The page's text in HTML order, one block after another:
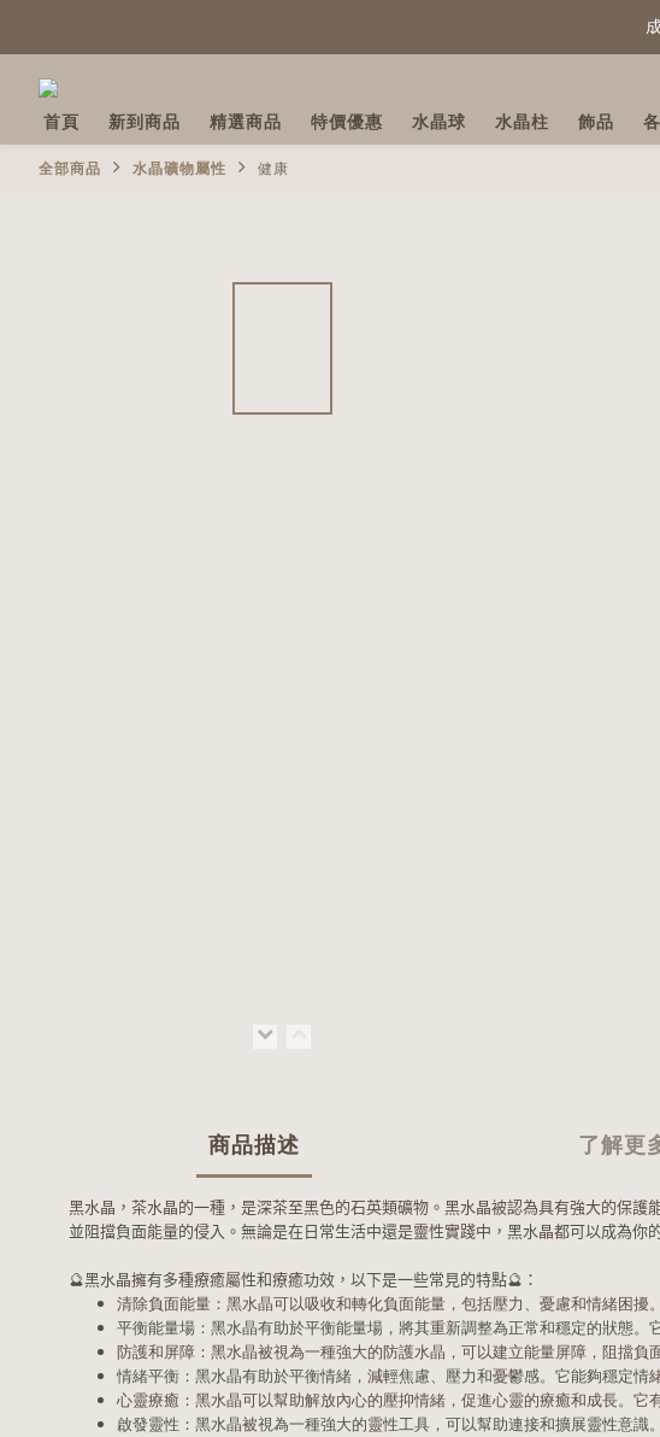
首頁
新到商品 精選商品 特價優惠 水晶球 水晶柱 飾品
全部商品 水晶礦物屬性 健康
商品描述 了解更
黑水晶，茶水晶的一種，是深茶至黑色的石英類礦物。黑水晶被認為具有強大的保
並阻擋負面能量的侵入。無論是在日常生活中還是靈性實踐中，黑水晶都可以成為你
🔮黑水晶擁有多種療癒屬性和療癒功效，以下是一些常見的特點🔮：
清除負面能量：黑水晶可以吸收和轉化負面能量，包括壓力、憂慮和情緒困擾
平衡能量場：黑水晶有助於平衡能量場，將其重新調整為正常和穩定的狀態。
防護和屏障：黑水晶被視為一種強大的防護水晶，可以建立能量屏障，阻擋
情緒平衡：黑水晶有助於平衡情緒，減輕焦慮、壓力和憂鬱感。它能夠穩定情
心靈療癒：黑水晶可以幫助解放內心的壓抑情緒，促進心靈的療癒和成長。它
啟發靈性：黑水晶被視為一種強大的靈性工具，可以幫助連接和擴展靈性意識